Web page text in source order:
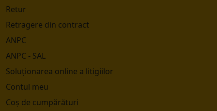
Retur
Retragere din contract
ANPC
ANPC - SAL
Soluționarea online a litigiilor
Contul meu
Coș de cumpărături